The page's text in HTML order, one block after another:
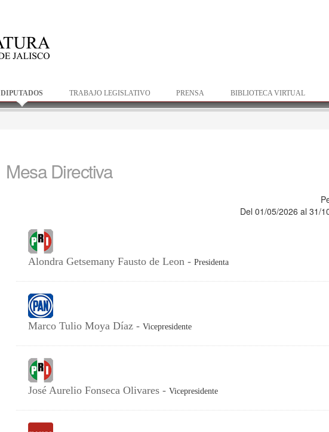
DIPUTADOS TRABAJO LEGISLATIVO PRENSA BIBLIOTECA VIRTUAL
Mesa Directiva
Del 01/05/2026 al 31/
Alondra Getsemany Fausto de Leon - Presidenta
Marco Tulio Moya Díaz - Vicepresidente
José Aurelio Fonseca Olivares - Vicepresidente